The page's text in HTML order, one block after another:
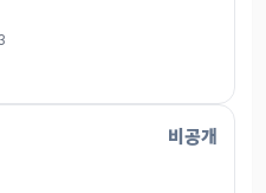
비공개